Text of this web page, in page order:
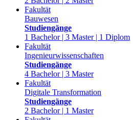
Fakultät
Bauwesen
Studiengänge
1 Bachelor | 3 Master | 1 Diplom
Fakultät
Ingenieurwissenschaften
Studiengänge
4 Bachelor | 3 Master
Fakultät
Digitale Transformation
Studiengänge
2 Bachelor | 1 Master